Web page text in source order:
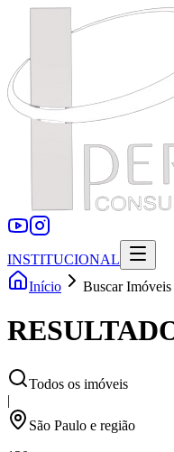
INSTITUCIONAL
Início
Buscar Imóveis
Todos os imóveis
|
São Paulo e região